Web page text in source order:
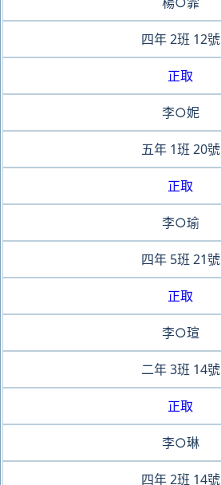
四年 2班 12號
正取
李○妮
五年 1班 20號
正取
李○瑜
四年 5班 21號
正取
李○瑄
二年 3班 14號
正取
李○琳
四年 2班 14號